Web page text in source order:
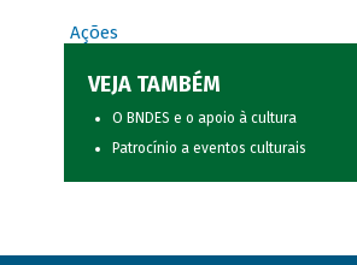
Ações
VEJA TAMBÉM
O BNDES e o apoio à cultura
Patrocínio a eventos culturais